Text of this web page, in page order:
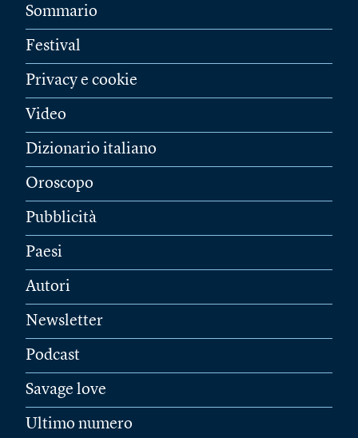
Sommario
Festival
Privacy e cookie
Video
Dizionario italiano
Oroscopo
Pubblicità
Paesi
Autori
Newsletter
Podcast
Savage love
Ultimo numero